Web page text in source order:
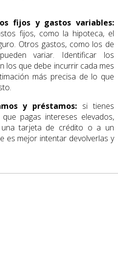
fijos y gastos variables:
fijos, como la hipoteca, el
Otros gastos, como los de
variar. Identificar los
los que debe incurrir cada mes
más precisa de lo que
y préstamos: si tienes
pagas intereses elevados,
una tarjeta de crédito o a un
es mejor intentar devolverlas y